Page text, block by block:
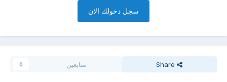
سجل دخولك الان
Share متابعين 0